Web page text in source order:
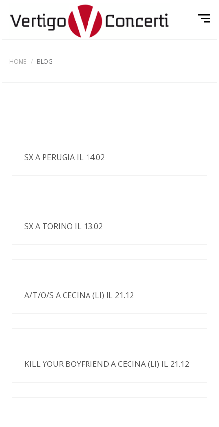
HOME BLOG
SX A PERUGIA IL 14.02
SX A TORINO IL 13.02
A/T/O/S A CECINA (LI) IL 21.12
KILL YOUR BOYFRIEND A CECINA (LI) IL 21.12